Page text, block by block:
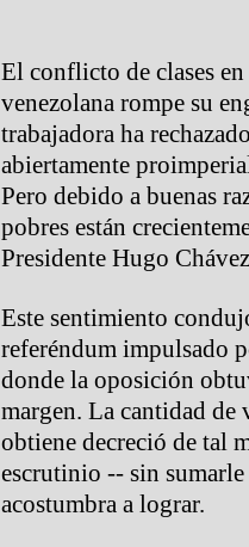
El conflicto de clases
venezolana rompe su
trabajadora ha
abiertamente
Pero debido a buenas
pobres están
Presidente Hugo
Este sentimiento
referéndum impulsado
donde la oposición
margen. La cantidad de
obtiene decreció de tal
escrutinio -- sin
acostumbra a lograr.